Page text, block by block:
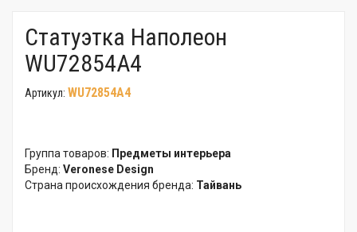
Статуэтка Наполеон
WU72854A4
Артикул: WU72854A4
Группа товаров: Предметы интерьера
Бренд: Veronese Design
Страна происхождения бренда: Тайвань